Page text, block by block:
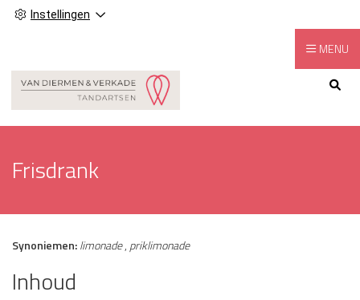
Instellingen
Hoofdmenu
MENU
Frisdrank
Synoniemen:limonade, priklimonade
Inhoud